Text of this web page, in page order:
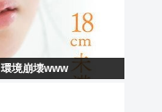
境崩壊www